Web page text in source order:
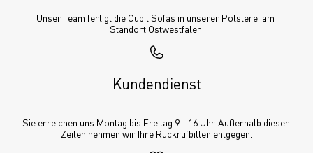
Unser Team fertigt die Cubit Sofas in unserer Polsterei am
Standort Ostwestfalen.
Kundendienst
Sie erreichen uns Montag bis Freitag 9 - 16 Uhr. Außerhalb dieser
Zeiten nehmen wir Ihre Rückrufbitten entgegen.